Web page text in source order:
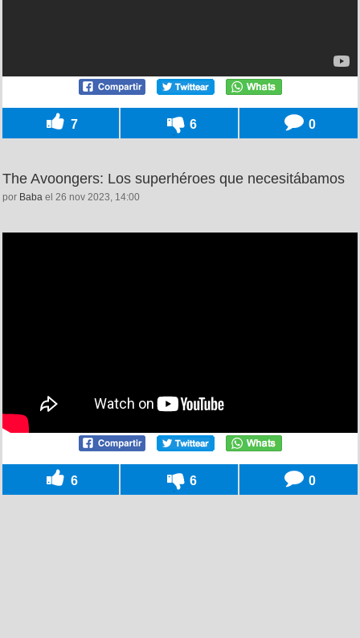
7 6 0
The Avoongers: Los superhéroes que necesitábamos
por Baba el 26 nov 2023, 14:00
6 6 0